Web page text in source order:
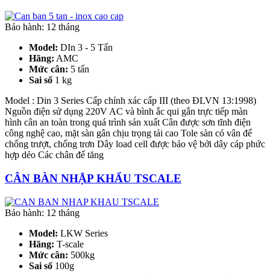
Bảo hành: 12 tháng
Model: DIn 3 - 5 Tấn
Hãng: AMC
Mức cân: 5 tấn
Sai số 1 kg
Model : Din 3 Series Cấp chính xác cấp III (theo ĐLVN 13:1998)
Nguồn điện sử dụng 220V AC và bình ắc qui gắn trực tiếp màn
hình cân an toàn trong quá trình sản xuất Cân được sơn tĩnh điện
công nghệ cao, mặt sàn gân chịu trọng tải cao Tole sàn có vân để
chống trượt, chống trơn Dây load cell được bảo vệ bởi dây cáp phức
hợp dẻo Các chân đế tăng
CÂN BÀN NHẬP KHẨU TSCALE
Bảo hành: 12 tháng
Model: LKW Series
Hãng: T-scale
Mức cân: 500kg
Sai số 100g